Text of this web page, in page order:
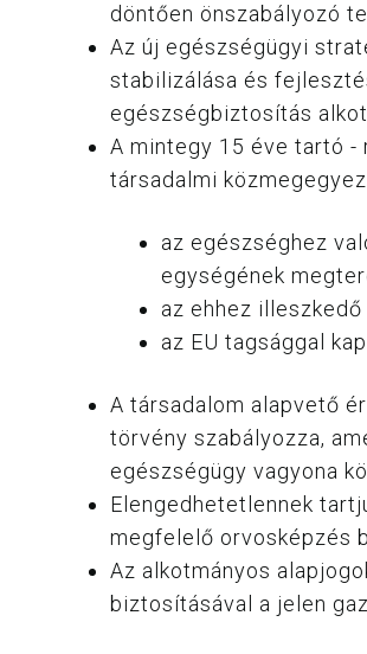
döntően önszabályozó
Az új egészségügyi
stabilizálása és
egészségbiztosítás
A mintegy 15 éve tartó -
társadalmi
az egészséghez
egységének
az ehhez
az EU tagsággal
A társadalom alapvető
törvény szabályozza,
egészségügy vagyona
Elengedhetetlennek
megfelelő orvosképzés
Az alkotmányos
biztosításával a jelen